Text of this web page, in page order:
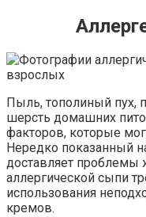
Пыль, тополиный пух,
шерсть домашних
факторов, которые
Нередко показанный
доставляет
аллергической сыпи
использования
кремов.